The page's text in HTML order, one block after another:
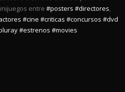
entre #posters #directores,
#cine #criticas #concursos #dvd
#estrenos #movies